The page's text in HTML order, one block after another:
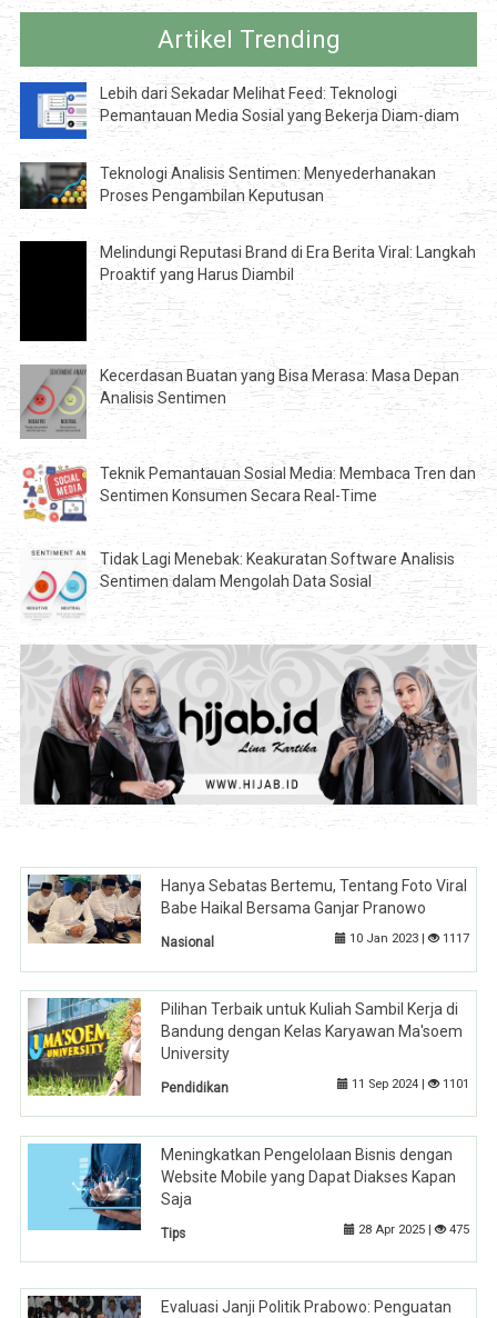
Artikel Trending
Lebih dari Sekadar Melihat Feed: Teknologi
Pemantauan Media Sosial yang Bekerja Diam-diam
Teknologi Analisis Sentimen: Menyederhanakan
Proses Pengambilan Keputusan
Melindungi Reputasi Brand di Era Berita Viral: Langkah
Proaktif yang Harus Diambil
Kecerdasan Buatan yang Bisa Merasa: Masa Depan
Analisis Sentimen
Teknik Pemantauan Sosial Media: Membaca Tren dan
Sentimen Konsumen Secara Real-Time
Tidak Lagi Menebak: Keakuratan Software Analisis
Sentimen dalam Mengolah Data Sosial
Hanya Sebatas Bertemu, Tentang Foto Viral
Babe Haikal Bersama Ganjar Pranowo
Nasional 10 Jan 2023 | 1117
Pilihan Terbaik untuk Kuliah Sambil Kerja di
Bandung dengan Kelas Karyawan Ma'soem
University
Pendidikan 11 Sep 2024 | 1101
Meningkatkan Pengelolaan Bisnis dengan
Website Mobile yang Dapat Diakses Kapan
Saja
Tips 28 Apr 2025 | 475
Evaluasi Janji Politik Prabowo: Penguatan